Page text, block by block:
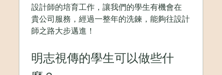
設計師的培育工作，讓我們的學生有機會在
貴公司服務，經過一整年的洗鍊，能夠往設計
師之路大步邁進！
明志視傳的學生可以做些什